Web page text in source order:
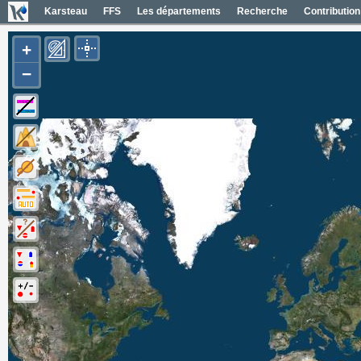
Karsteau FFS Les départements Recherche Contribution
+
−
Photos aériennes France
Mapas geol 1/50000 España
Mapas IGN España
Fotos aéreas España
Photos aériennes ESRI
Carte OpenTopoMap